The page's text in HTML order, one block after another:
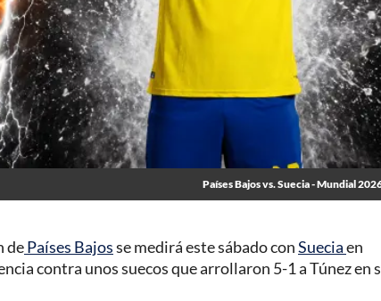
Países Bajos vs. Suecia - Mundial
dePaíses Bajosse medirá este sábado conSueciaen
contra unos suecos que arrollaron 5-1 a Túnez en